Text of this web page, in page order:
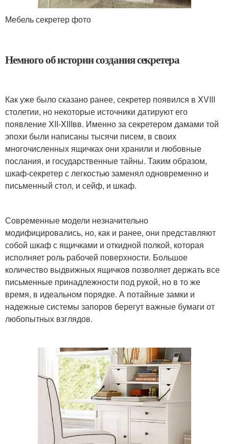
Мебель секретер фото
Немного об истории создания секретера
Как уже было сказано ранее, секретер появился в XVIII
столетии, но некоторые источники датируют его
появление XII-XIIIвв. Именно за секретером дамами той
эпохи были написаны тысячи писем, в своих
многочисленных ящичках они хранили и любовные
послания, и государственные тайны. Таким образом,
шкаф-секретер с легкостью заменял одновременно и
письменный стол, и сейф, и шкаф.
Современные модели незначительно
модифицировались, но, как и ранее, они представляют
собой шкаф с ящичками и откидной полкой, которая
исполняет роль рабочей поверхности. Большое
количество выдвижных ящичков позволяет держать все
письменные принадлежности под рукой, но в то же
время, в идеальном порядке. А потайные замки и
надежные системы запоров берегут важные бумаги от
любопытных взглядов.